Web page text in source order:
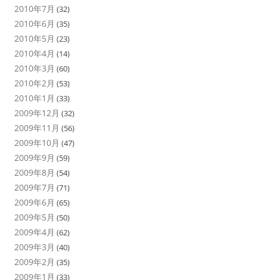
2010年7月 (32)
2010年6月 (35)
2010年5月 (23)
2010年4月 (14)
2010年3月 (60)
2010年2月 (53)
2010年1月 (33)
2009年12月 (32)
2009年11月 (56)
2009年10月 (47)
2009年9月 (59)
2009年8月 (54)
2009年7月 (71)
2009年6月 (65)
2009年5月 (50)
2009年4月 (62)
2009年3月 (40)
2009年2月 (35)
2009年1月 (33)